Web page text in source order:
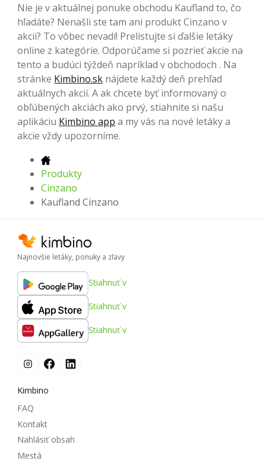
Nie je v aktuálnej ponuke obchodu Kaufland to, čo
hľadáte? Nenašli ste tam ani produkt Cinzano v
akcii? To vôbec nevadí! Prelistujte si ďalšie letáky
online z kategórie. Odporúčame si pozrieť akcie na
tento a budúci týždeň napríklad v obchodoch . Na
stránke Kimbino.sk nájdete každý deň prehľad
aktuálnych akcií. A ak chcete byť informovaný o
obľúbených akciách ako prvý, stiahnite si našu
aplikáciu Kimbino app a my vás na nové letáky a
akcie vždy upozorníme.
Produkty
Cinzano
Kaufland Cinzano
Najnovšie letáky, ponuky a zľavy
Stiahnuť v
Stiahnuť v
Stiahnuť v
Kimbino
FAQ
Kontakt
Nahlásiť obsah
Mestá